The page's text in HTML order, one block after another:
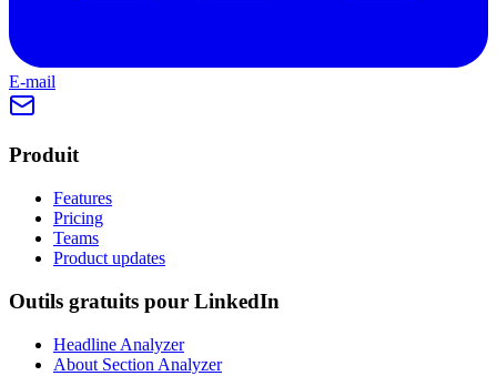
E-mail
Produit
Features
Pricing
Teams
Product updates
Outils gratuits pour LinkedIn
Headline Analyzer
About Section Analyzer